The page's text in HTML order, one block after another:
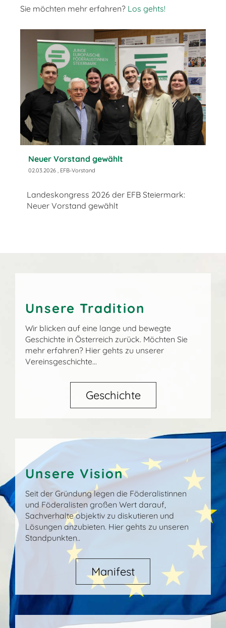
Sie möchten mehr erfahren? Los gehts!
Neuer Vorstand gewählt
02.03.2026 , EFB-Vorstand
Landeskongress 2026 der EFB Steiermark:
Neuer Vorstand gewählt
Unsere Tradition
Wir blicken auf eine lange und bewegte
Geschichte in Österreich zurück. Möchten Sie
mehr erfahren? Hier gehts zu unserer
Vereinsgeschichte...
Geschichte
Unsere Vision
Seit der Gründung legen die Föderalistinnen
und Föderalisten großen Wert darauf,
Sachverhalte objektiv zu diskutieren und
Lösungen anzubieten. Hier gehts zu unseren
Standpunkten..
Manifest